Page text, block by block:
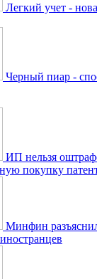
Легкий учет -
Черный пиар -
ИП нельзя
покупку
Минфин